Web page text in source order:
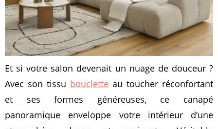
Et si votre salon devenait un nuage de douceur ?
Avec son tissu bouclette au toucher réconfortant
et ses formes généreuses, ce canapé
panoramique enveloppe votre intérieur d’une